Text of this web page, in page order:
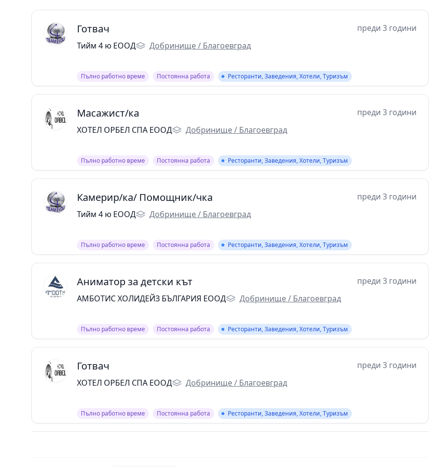
Готвач
преди 3 години
Тийм 4 ю ЕООД
Добринище / Благоевград
Пълно работно време Постоянна работа Ресторанти, Заведения, Хотели, Туризъм
Масажист/ка
преди 3 години
ХОТЕЛ ОРБЕЛ СПА ЕООД
Добринище / Благоевград
Пълно работно време Постоянна работа Ресторанти, Заведения, Хотели, Туризъм
Камерир/ка/ Помощник/чка
преди 3 години
Тийм 4 ю ЕООД
Добринище / Благоевград
Пълно работно време Постоянна работа Ресторанти, Заведения, Хотели, Туризъм
Аниматор за детски кът
преди 3 години
АМБОТИС ХОЛИДЕЙЗ БЪЛГАРИЯ ЕООД
Добринище / Благоевград
Пълно работно време Постоянна работа Ресторанти, Заведения, Хотели, Туризъм
Готвач
преди 3 години
ХОТЕЛ ОРБЕЛ СПА ЕООД
Добринище / Благоевград
Пълно работно време Постоянна работа Ресторанти, Заведения, Хотели, Туризъм